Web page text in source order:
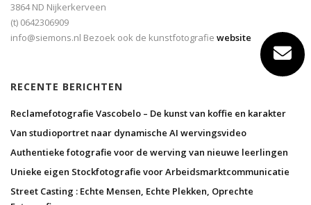
3864 ND Nijkerkerveen
(t) 0642306909
info@siemons.nl Bezoek ook de kunstfotografie website
RECENTE BERICHTEN
Reclamefotografie Vascobelo – De kunst van koffie en karakter
Van studioportret naar dynamische AI wervingsvideo
Authentieke fotografie voor de werving van nieuwe leerlingen
Unieke eigen Stockfotografie voor Arbeidsmarktcommunicatie
Street Casting : Echte Mensen, Echte Plekken, Oprechte